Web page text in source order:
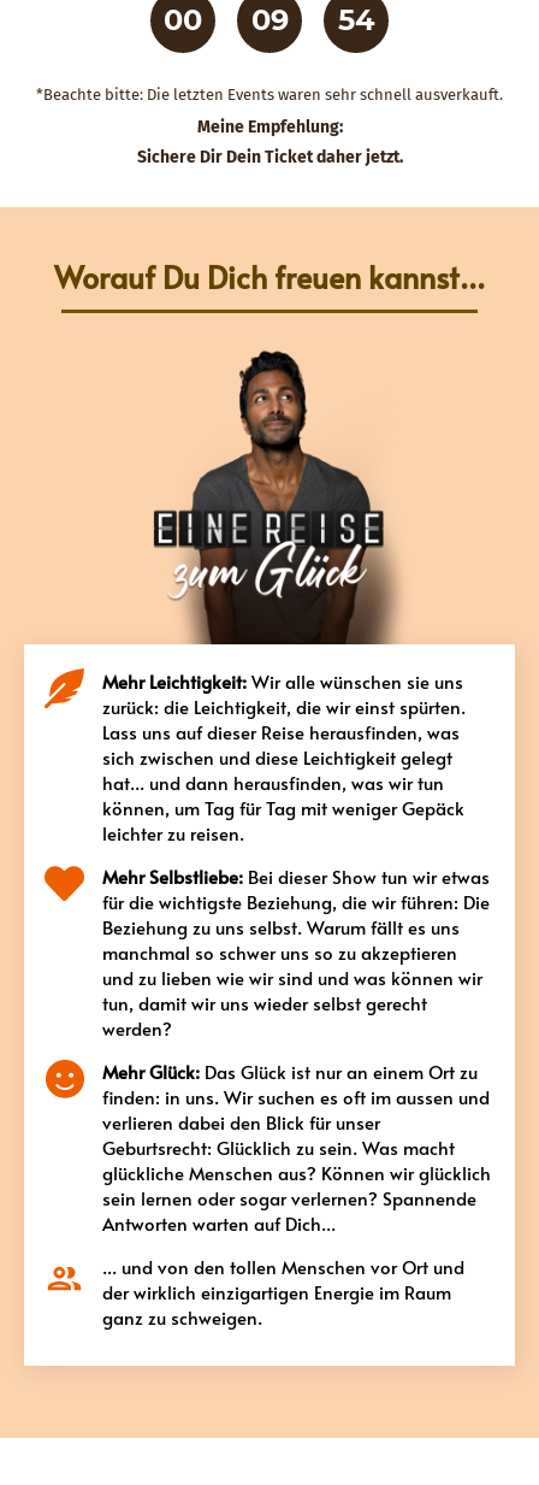
00 09 53
*Beachte bitte: Die letzten Events waren sehr schnell ausverkauft.
Meine Empfehlung:
Sichere Dir Dein Ticket daher jetzt.
Worauf Du Dich freuen kannst...
Mehr Leichtigkeit:Wir alle wünschen sie uns
zurück: die Leichtigkeit, die wir einst spürten.
Lass uns auf dieser Reise herausfinden, was
sich zwischen und diese Leichtigkeit gelegt
hat... und dann herausfinden, was wir tun
können, um Tag für Tag mit weniger Gepäck
leichter zu reisen.
Mehr Selbstliebe: Bei dieser Show tun wir etwas
für die wichtigste Beziehung, die wir führen: Die
Beziehung zu uns selbst. Warum fällt es uns
manchmal so schwer uns so zu akzeptieren
und zu lieben wie wir sind und was können wir
tun, damit wir uns wieder selbst gerecht
werden?
Mehr Glück: Das Glück ist nur an einem Ort zu
finden: in uns. Wir suchen es oft im aussen und
verlieren dabei den Blick für unser
Geburtsrecht: Glücklich zu sein. Was macht
glückliche Menschen aus? Können wir glücklich
sein lernen oder sogar verlernen? Spannende
Antworten warten auf Dich...
... und von den tollen Menschen vor Ort und
der wirklich einzigartigen Energie im Raum
ganz zu schweigen.